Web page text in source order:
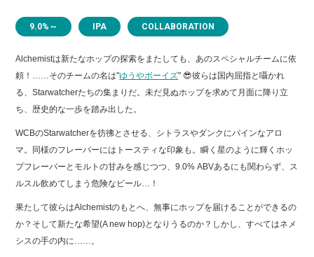
9.0%～ IPA COLLABORATION
Alchemistは新たなホップの探索をまたしても、あのスペシャルチームに依
頼！……そのチームの名は"ゆうやボーイズ" 😎彼らは国内屈指と囁かれ
る、Starwatcherたちの集まりだ。未だ見ぬホップを求めて月面に降り立
ち、歴史的な一歩を踏み出した。
WCBのStarwatcherを彷彿とさせる、シトラスやダンクにパインなアロ
マ。同様のフレーバーにはトースティな印象も。瞬く星のように輝くホッ
プフレーバーとモルトの甘みを感じつつ、9.0% ABVあるにも関わらず、ス
ルスル飲めてしまう危険なビール…！
果たして彼らはAlchemistのもとへ、無事にホップを届けることができるの
か？そして新たな希望(A new hop)となりうるのか？しかし、すべてはネメ
シスの手の内に……。